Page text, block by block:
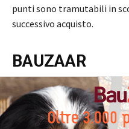
punti sono tramutabili in
successivo acquisto.
BAUZAAR